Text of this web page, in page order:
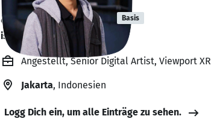
aldyo pratama Basis
is available. ✅
Angestellt, Senior Digital Artist, Viewport XR
Jakarta, Indonesien
Logg Dich ein, um alle Einträge zu sehen.